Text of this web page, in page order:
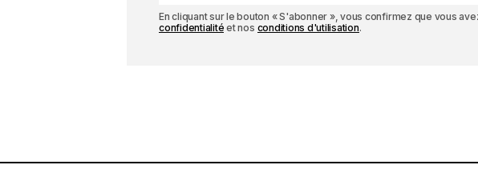
En cliquant sur le bouton « S'abonner », vous confirmez que vous
confidentialité et nos conditions d'utilisation.